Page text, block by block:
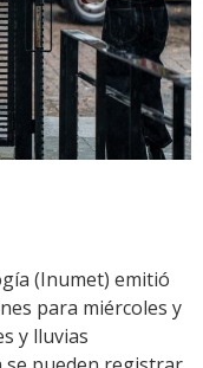
(Inumet) emitió
para miércoles y
y lluvias